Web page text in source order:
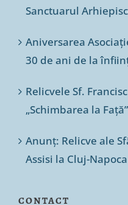
Sanctuarul
Aniversarea
30 de ani de la
Relicvele Sf.
„Schimbarea la
Anunț: Relicve ale
Assisi la Cluj-Napoca
CONTACT